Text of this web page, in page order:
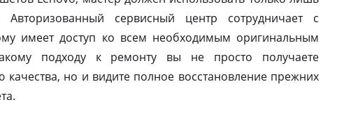
Авторизованный сервисный центр сотрудничает с
имеет доступ ко всем необходимым оригинальным
подходу к ремонту вы не просто получаете
качества, но и видите полное восстановление прежних